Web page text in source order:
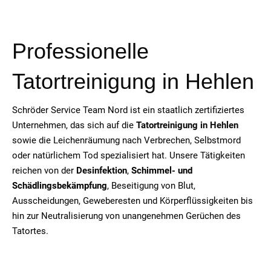
Professionelle
Tatortreinigung in Hehlen
Schröder Service Team Nord ist ein staatlich zertifiziertes
Unternehmen, das sich auf die Tatortreinigung in Hehlen
sowie die Leichenräumung nach Verbrechen, Selbstmord
oder natürlichem Tod spezialisiert hat. Unsere Tätigkeiten
reichen von der Desinfektion, Schimmel- und
Schädlingsbekämpfung, Beseitigung von Blut,
Ausscheidungen, Geweberesten und Körperflüssigkeiten bis
hin zur Neutralisierung von unangenehmen Gerüchen des
Tatortes.